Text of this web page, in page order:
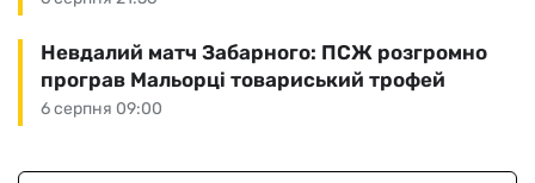
6 серпня 09:00
Невдалий матч Забарного: ПСЖ розгромно
програв Мальорці товариський трофей